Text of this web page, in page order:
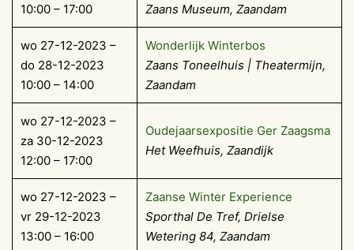
10:00 – 17:00
Zaans Museum, Zaandam
wo 27-12-2023 –
do 28-12-2023
10:00 – 14:00
Wonderlijk Winterbos
Zaans Toneelhuis | Theatermijn,
Zaandam
wo 27-12-2023 –
za 30-12-2023
12:00 – 17:00
Oudejaarsexpositie Ger Zaagsma
Het Weefhuis, Zaandijk
wo 27-12-2023 –
vr 29-12-2023
13:00 – 16:00
Zaanse Winter Experience
Sporthal De Tref, Drielse
Wetering 84, Zaandam